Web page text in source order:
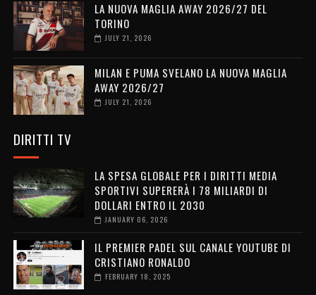
LA NUOVA MAGLIA AWAY 2026/27 DEL
TORINO
JULY 21, 2026
MILAN E PUMA SVELANO LA NUOVA MAGLIA
AWAY 2026/27
JULY 21, 2026
DIRITTI TV
LA SPESA GLOBALE PER I DIRITTI MEDIA
SPORTIVI SUPERERÀ I 78 MILIARDI DI
DOLLARI ENTRO IL 2030
JANUARY 06, 2026
IL PREMIER PADEL SUL CANALE YOUTUBE DI
CRISTIANO RONALDO
FEBRUARY 18, 2025